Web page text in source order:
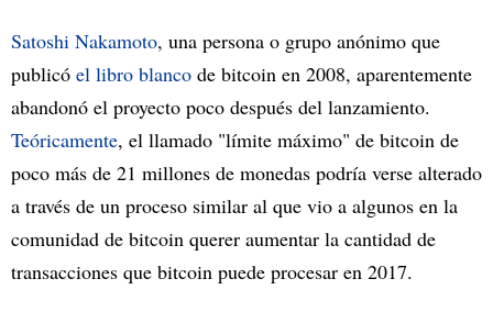
Satoshi Nakamoto, una persona o grupo anónimo que
publicó el libro blanco de bitcoin en 2008, aparentemente
abandonó el proyecto poco después del lanzamiento.
Teóricamente, el llamado "límite máximo" de bitcoin de
poco más de 21 millones de monedas podría verse alterado
a través de un proceso similar al que vio a algunos en la
comunidad de bitcoin querer aumentar la cantidad de
transacciones que bitcoin puede procesar en 2017.